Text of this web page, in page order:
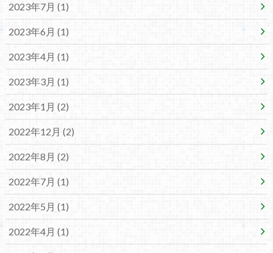
2023年7月 (1)
2023年6月 (1)
2023年4月 (1)
2023年3月 (1)
2023年1月 (2)
2022年12月 (2)
2022年8月 (2)
2022年7月 (1)
2022年5月 (1)
2022年4月 (1)